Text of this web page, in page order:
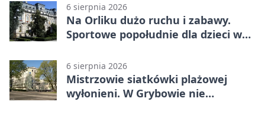
6 sierpnia 2026
Na Orliku dużo ruchu i zabawy.
Sportowe popołudnie dla dzieci w
6 sierpnia 2026
Mistrzowie siatkówki plażowej
wyłonieni. W Grybowie nie